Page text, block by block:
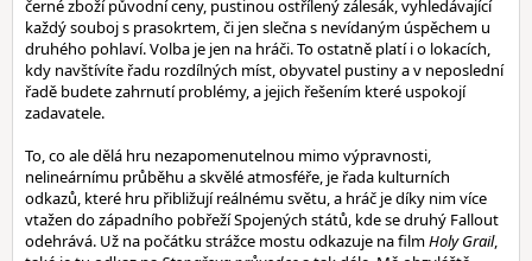
černé zboží původní ceny, pustinou ostřílený zálesák, vyhledávající
každý souboj s prasokrtem, či jen slečna s nevídaným úspěchem u
druhého pohlaví. Volba je jen na hráči. To ostatně platí i o lokacích,
kdy navštívíte řadu rozdílných míst, obyvatel pustiny a v neposlední
řadě budete zahrnutí problémy, a jejich řešením které uspokojí
zadavatele.
To, co ale dělá hru nezapomenutelnou mimo výpravnosti,
nelineárnímu průběhu a skvělé atmosféře, je řada kulturních
odkazů, které hru přibližují reálnému světu, a hráč je díky nim více
vtažen do západního pobřeží Spojených států, kde se druhý Fallout
odehrává. Už na počátku strážce mostu odkazuje na filmHoly Grail,